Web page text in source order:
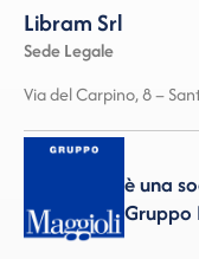
Libram Srl
Sede Legale
Via del Carpino, 8 –
è una